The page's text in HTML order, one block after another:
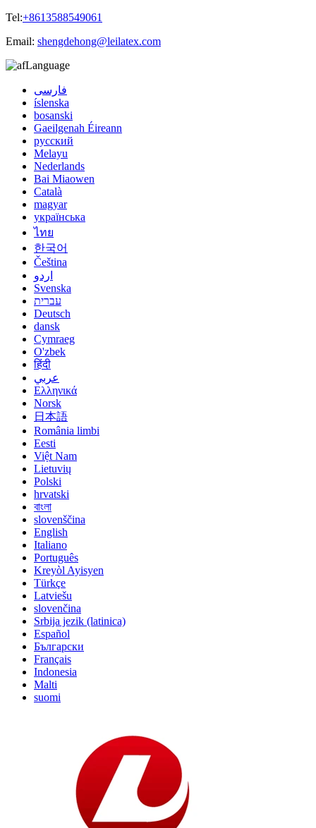
Tel:+8613588549061
Email: shengdehong@leilatex.com
Language
فارسی
íslenska
bosanski
Gaeilgenah Éireann
русский
Melayu
Nederlands
Bai Miaowen
Català
magyar
українська
ไทย
한국어
Čeština
اردو
Svenska
עברית
Deutsch
dansk
Cymraeg
O'zbek
हिंदी
عربي
Ελληνικά
Norsk
日本語
România limbi
Eesti
Việt Nam
Lietuvių
Polski
hrvatski
বাংলা
slovenščina
English
Italiano
Português
Kreyòl Ayisyen
Türkçe
Latviešu
slovenčina
Srbija jezik (latinica)
Español
Български
Français
Indonesia
Malti
suomi